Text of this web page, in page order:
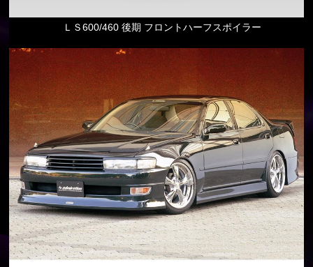
ＬＳ600/460 後期 フロントハーフスポイラー